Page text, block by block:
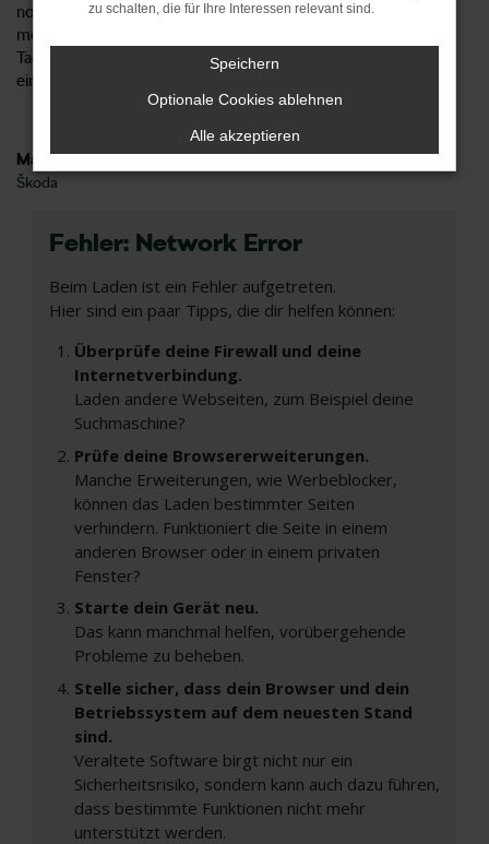
noch günstiger und damit kundenfreundlicher anbieten
möchte, wählt somit den Umweg über eine Škoda Kamiq
Tageszulassung und verwandelt ein neues Modell formell in
einen Gebrauchten.
Marken
Škoda
Fehler: Network Error
Beim Laden ist ein Fehler aufgetreten.
Hier sind ein paar Tipps, die dir helfen können:
Überprüfe deine Firewall und deine
Internetverbindung.
Laden andere Webseiten, zum Beispiel deine
Suchmaschine?
Prüfe deine Browsererweiterungen.
Manche Erweiterungen, wie Werbeblocker,
können das Laden bestimmter Seiten
verhindern. Funktioniert die Seite in einem
anderen Browser oder in einem privaten
Fenster?
Starte dein Gerät neu.
Das kann manchmal helfen, vorübergehende
Probleme zu beheben.
Stelle sicher, dass dein Browser und dein
Betriebssystem auf dem neuesten Stand
sind.
Veraltete Software birgt nicht nur ein
Sicherheitsrisiko, sondern kann auch dazu führen,
dass bestimmte Funktionen nicht mehr
unterstützt werden.
zu schalten, die für Ihre Interessen relevant sind.
Speichern
Optionale Cookies ablehnen
Alle akzeptieren